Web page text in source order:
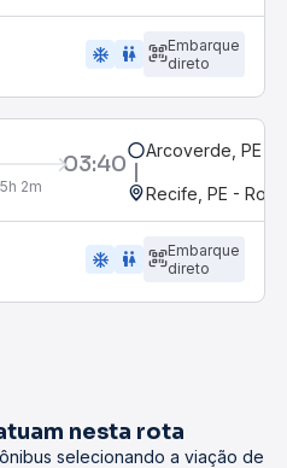
ac_unit wc
Embarque
direto
03:40
5h 2m
Arcoverde, PE -
Recife, PE -
ac_unit wc
Embarque
direto
nesta rota
selecionando a viação de